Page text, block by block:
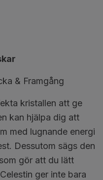
& Framgång
kristallen att ge
kan hjälpa dig att
med lugnande energi
Dessutom sägs den
gör att du lätt
ger inte bara